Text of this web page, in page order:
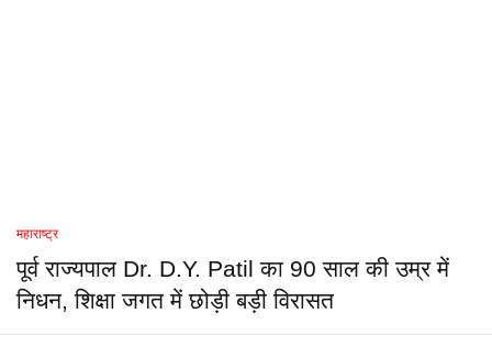
महाराष्ट्र
पूर्व राज्यपाल Dr. D.Y. Patil का 90 साल की उम्र में
निधन, शिक्षा जगत में छोड़ी बड़ी विरासत